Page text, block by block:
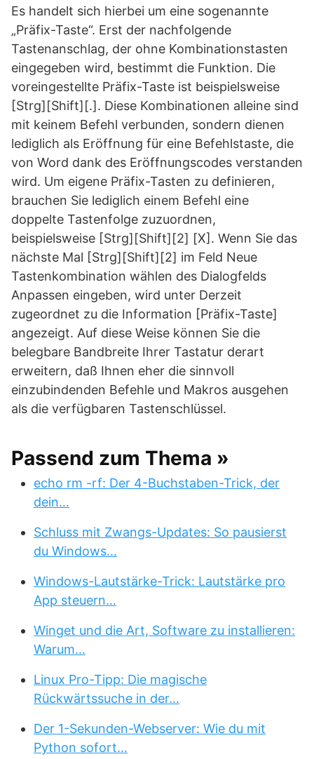
Es handelt sich hierbei um eine sogenannte
„Präfix-Taste“. Erst der nachfolgende
Tastenanschlag, der ohne Kombinationstasten
eingegeben wird, bestimmt die Funktion. Die
voreingestellte Präfix-Taste ist beispielsweise
[Strg][Shift][.]. Diese Kombinationen alleine sind
mit keinem Befehl verbunden, sondern dienen
lediglich als Eröffnung für eine Befehlstaste, die
von Word dank des Eröffnungscodes verstanden
wird. Um eigene Präfix-Tasten zu definieren,
brauchen Sie lediglich einem Befehl eine
doppelte Tastenfolge zuzuordnen,
beispielsweise [Strg][Shift][2] [X]. Wenn Sie das
nächste Mal [Strg][Shift][2] im Feld Neue
Tastenkombination wählen des Dialogfelds
Anpassen eingeben, wird unter Derzeit
zugeordnet zu die Information [Präfix-Taste]
angezeigt. Auf diese Weise können Sie die
belegbare Bandbreite Ihrer Tastatur derart
erweitern, daß Ihnen eher die sinnvoll
einzubindenden Befehle und Makros ausgehen
als die verfügbaren Tastenschlüssel.
Passend zum Thema »
echo rm -rf: Der 4-Buchstaben-Trick, der
dein…
Schluss mit Zwangs-Updates: So pausierst
du Windows…
Windows-Lautstärke-Trick: Lautstärke pro
App steuern…
Winget und die Art, Software zu installieren:
Warum…
Linux Pro-Tipp: Die magische
Rückwärtssuche in der…
Der 1-Sekunden-Webserver: Wie du mit
Python sofort…